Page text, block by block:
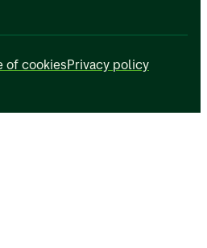
of cookiesPrivacy policy